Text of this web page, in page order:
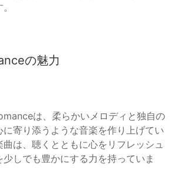
の魅力
は、柔らかいメロディと独自の
寄り添うような音楽を作り上げてい
曲は、聴くとともに心をリフレッシュ
しでも豊かにする力を持っていま